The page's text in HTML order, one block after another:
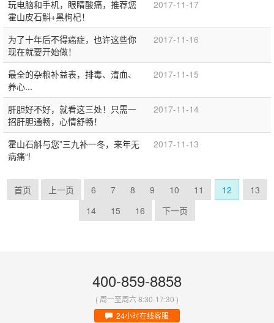
玩电脑和手机，眼睛酸痛，推荐您
霍山皮石斛+黑枸杞！
2017-11-17
为了十年后不得癌症，也许这些你
现在就要开始做！
2017-11-16
最全的杂粮补益表，排毒、清血、
养心...
2017-11-15
肝胆好不好，就看这三处！只需一
招肝胆通畅，心情舒畅！
2017-11-14
霍山石斛与您”三九补一冬，来年无
病痛“!
2017-11-13
首页 上一页 6 7 8 9 10 11 12
13
14
15 16 下一页
400-859-8858
( 周一至周六 8:30-17:30 )
24小时在线客服